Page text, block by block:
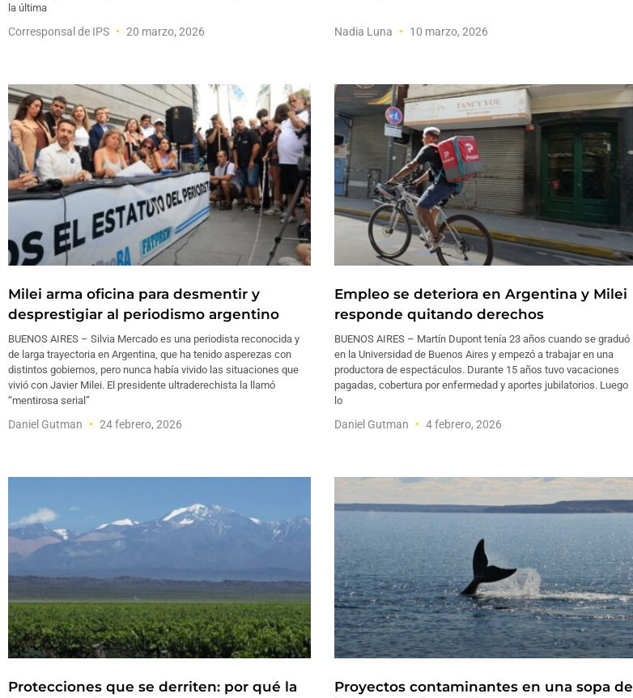
la última
Corresponsal de IPS 20 marzo, 2026 Nadia Luna 10 marzo, 2026
Milei arma oficina para desmentir y
desprestigiar al periodismo argentino
BUENOS AIRES – Silvia Mercado es una periodista reconocida y
de larga trayectoria en Argentina, que ha tenido asperezas con
distintos gobiernos, pero nunca había vivido las situaciones que
vivió con Javier Milei. El presidente ultraderechista la llamó
“mentirosa serial”
Daniel Gutman 24 febrero, 2026
Empleo se deteriora en Argentina y Milei
responde quitando derechos
BUENOS AIRES – Martín Dupont tenía 23 años cuando se graduó
en la Universidad de Buenos Aires y empezó a trabajar en una
productora de espectáculos. Durante 15 años tuvo vacaciones
pagadas, cobertura por enfermedad y aportes jubilatorios. Luego
lo
Daniel Gutman 4 febrero, 2026
Protecciones que se derriten: por qué la
Proyectos contaminantes en una sopa de